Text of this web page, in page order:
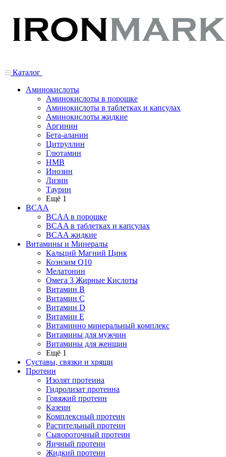
Каталог
Аминокислоты
Аминокислоты в порошке
Аминокислоты в таблетках и капсулах
Аминокислоты жидкие
Аргинин
Бета-аланин
Цитруллин
Глютамин
HMB
Инозин
Лизин
Таурин
Ещё 1
BCAA
BCAA в порошке
BCAA в таблетках и капсулах
BCAA жидкие
Витамины и Минералы
Кальций Магний Цинк
Коэнзим Q10
Мелатонин
Омега 3 Жирные Кислоты
Витамин B
Витамин C
Витамин D
Витамин E
Витаминно минеральный комплекс
Витамины для мужчин
Витамины для женщин
Ещё 1
Суставы, связки и хрящи
Протеин
Изолят протеина
Гидролизат протеина
Говяжий протеин
Казеин
Комплексный протеин
Растительный протеин
Сывороточный протеин
Яичный протеин
Жидкий протеин